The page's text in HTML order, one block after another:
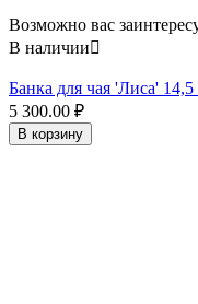
Возможно вас
В наличии
Банка для чая 'Лиса'
5 300.00 ₽
В корзину